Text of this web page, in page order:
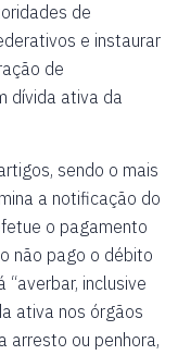
de
e instaurar
de
dívida ativa da
sendo o mais
a notificação do
o pagamento
não pago o débito
“averbar, inclusive
ativa nos órgãos
arresto ou penhora,